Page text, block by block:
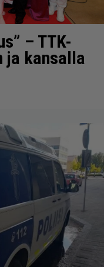
– TTK-
kansalla